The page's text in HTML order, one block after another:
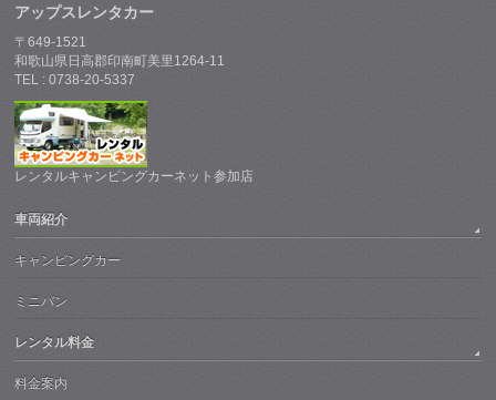
アップスレンタカー
〒649-1521
和歌山県日高郡印南町美里1264-11
TEL : 0738-20-5337
レンタルキャンピングカーネット参加店
車両紹介
キャンピングカー
ミニバン
レンタル料金
料金案内